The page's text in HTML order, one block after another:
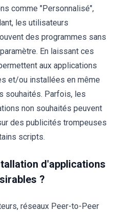
comme "Personnalisé",
les utilisateurs
des programmes sans
En laissant ces
aux applications
et/ou installées en même
souhaités. Parfois, les
non souhaités peuvent
des publicités trompeuses
scripts.
d'applications
?
réseaux Peer-to-Peer